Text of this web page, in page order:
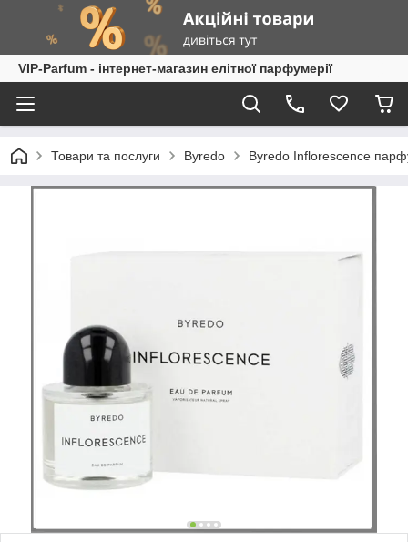
VIP-Parfum - інтернет-магазин елітної парфумерії
Товари та послуги Byredo Byredo Inflorescence